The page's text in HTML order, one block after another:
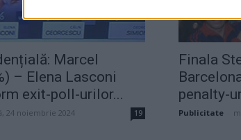
Marcel
– Elena Lasconi
exit-poll-urilor...
24 noiembrie 2024 19
Finala
penalty-
Publicitate